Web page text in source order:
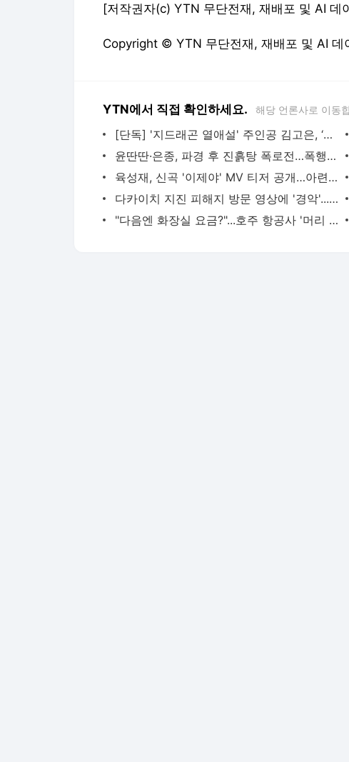
[저작권자(c) YTN 무단전재, 재배포 및 AI 데
Copyright © YTN 무단전재, 재배포 및 AI 데
YTN에서 직접 확인하세요. 해당 언론사로 이동
[단독] '지드래곤 열애설' 주인공 김고은, ‘솔로지옥5’ 합류
윤딴딴·은종, 파경 후 진흙탕 폭로전…폭행 영상 공개 '충격'
육성재, 신곡 '이제야' MV 티저 공개…아련한 이별 감성
다카이치 지진 피해지 방문 영상에 '경악'...日배우도 "미친 짓" 직격
"다음엔 화장실 요금?"...호주 항공사 '머리 위 짐칸' 유료화